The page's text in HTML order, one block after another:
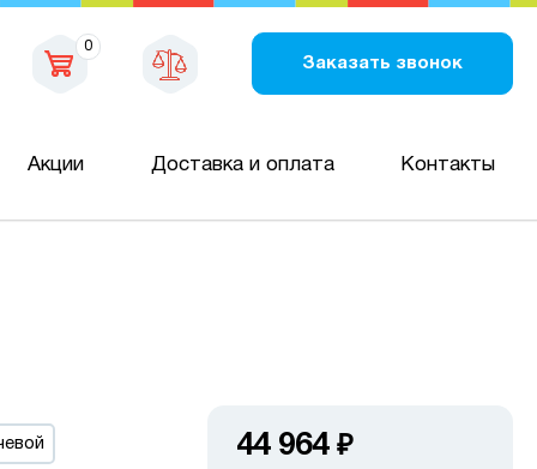
0
Заказать звонок
Акции Доставка и оплата Контакты
44 964 ₽